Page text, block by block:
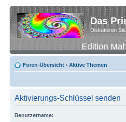
Das
Diskutieren
Edition
Foren-Übersicht • Aktive Themen
Aktivierungs-Schlüssel senden
Benutzername: